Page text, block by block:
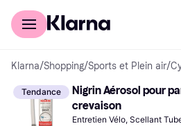
Acheter avec Klarna
Klarna/Shopping/Sports et Plein air/
Tendance
Nigrin Aérosol pour
crevaison
Entretien Vélo, Scellant